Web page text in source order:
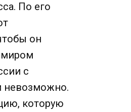
По его
он
с
невозможно.
которую